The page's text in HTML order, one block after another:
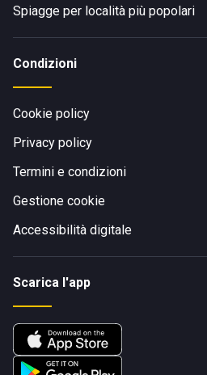
Spiagge per località più popolari
Condizioni
Cookie policy
Privacy policy
Termini e condizioni
Gestione cookie
Accessibilità digitale
Scarica l'app